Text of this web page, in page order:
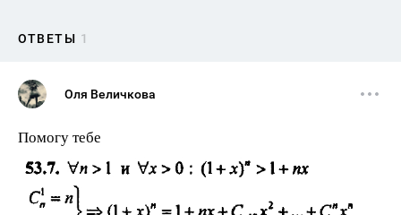
ОТВЕТЫ 1
Оля Величкова
Помогу тебе